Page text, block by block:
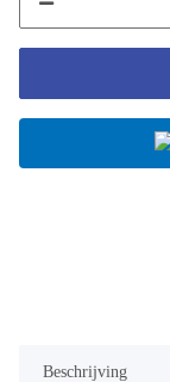
Beschrijving